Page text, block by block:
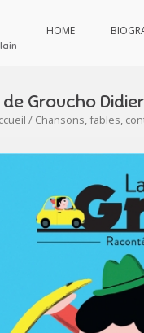
HOME
Groucho
/ Chansons, fables,